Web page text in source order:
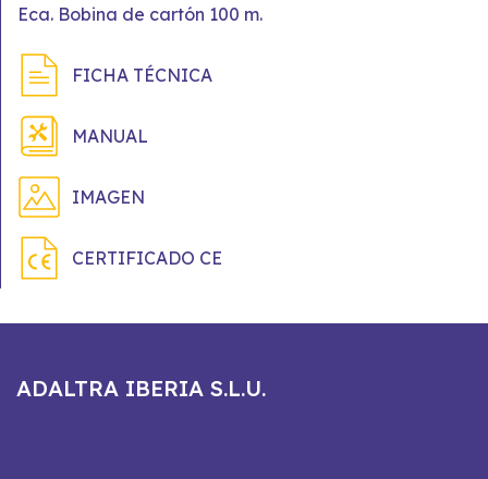
Eca. Bobina de cartón 100 m.
FICHA TÉCNICA
MANUAL
IMAGEN
CERTIFICADO CE
ADALTRA IBERIA S.L.U.